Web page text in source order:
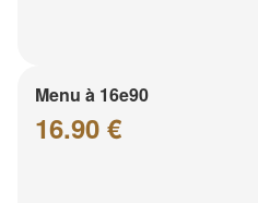
Menu à 16e90
16.90 €